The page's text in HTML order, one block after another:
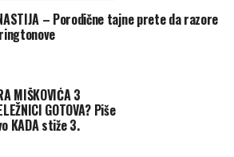
– Porodične tajne prete da razore
MIŠKOVIĆA 3
GOTOVA? Piše
KADA stiže 3.